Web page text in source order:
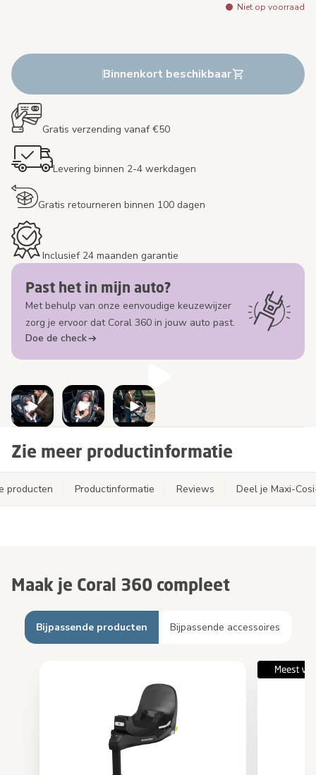
Niet op voorraad
Binnenkort beschikbaar
Gratis verzending vanaf €50
Levering binnen 2-4 werkdagen
Gratis retourneren binnen 100 dagen
Inclusief 24 maanden garantie
Past het in mijn auto?
Met behulp van onze eenvoudige keuzewijzer
zorg je ervoor dat Coral 360 in jouw auto past.
Doe de check
Zie meer productinformatie
producten Productinformatie Reviews Deel je Maxi-
Maak je Coral 360 compleet
Bijpassende producten Bijpassende accessoires